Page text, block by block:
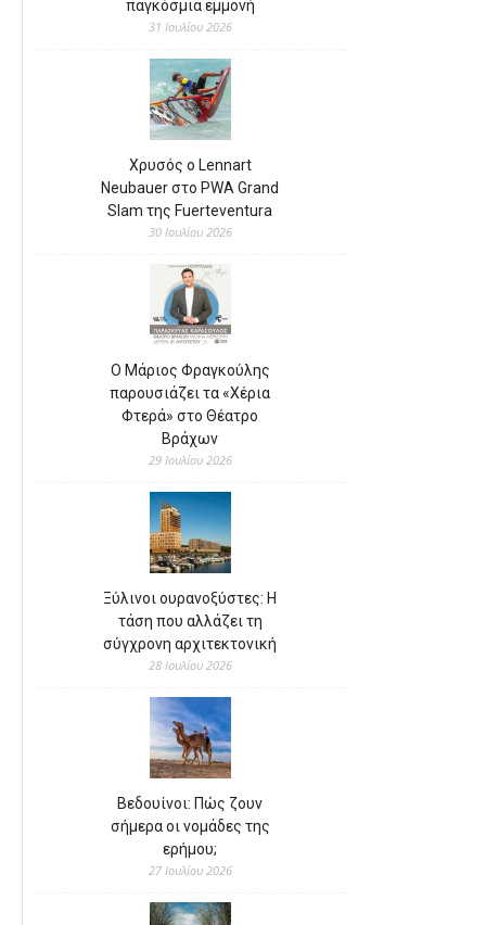
παγκόσμια εμμονή
31 Ιουλίου 2026
Χρυσός ο Lennart
Neubauer στο PWA Grand
Slam της Fuerteventura
30 Ιουλίου 2026
Ο Μάριος Φραγκούλης
παρουσιάζει τα «Χέρια
Φτερά» στο Θέατρο
Βράχων
29 Ιουλίου 2026
Ξύλινοι ουρανοξύστες: Η
τάση που αλλάζει τη
σύγχρονη αρχιτεκτονική
28 Ιουλίου 2026
Βεδουίνοι: Πώς ζουν
σήμερα οι νομάδες της
ερήμου;
27 Ιουλίου 2026